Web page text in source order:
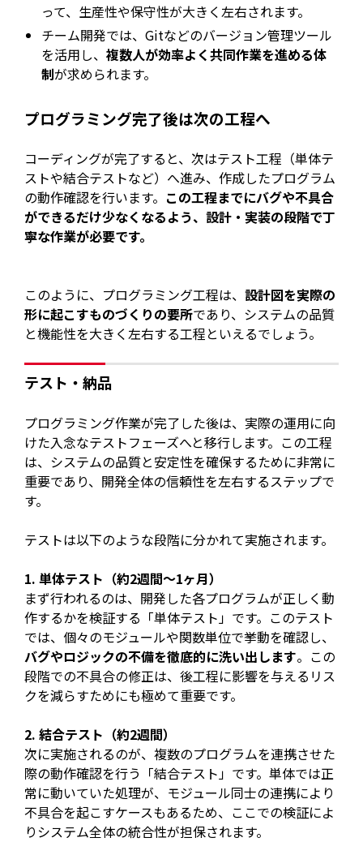
って、生産性や保守性が大きく左右されます。
チーム開発では、Gitなどのバージョン管理ツール
を活用し、複数人が効率よく共同作業を進める体
制が求められます。
プログラミング完了後は次の工程へ
コーディングが完了すると、次はテスト工程（単体テ
ストや結合テストなど）へ進み、作成したプログラム
の動作確認を行います。 この工程までにバグや不具合
ができるだけ少なくなるよう、設計・実装の段階で丁
寧な作業が必要です。
このように、プログラミング工程は、設計図を実際の
形に起こすものづくりの要所であり、システムの品質
と機能性を大きく左右する工程といえるでしょう。
テスト・納品
プログラミング作業が完了した後は、実際の運用に向
けた入念なテストフェーズへと移行します。この工程
は、システムの品質と安定性を確保するために非常に
重要であり、開発全体の信頼性を左右するステップで
す。
テストは以下のような段階に分かれて実施されます。
1. 単体テスト（約2週間〜1ヶ月）
まず行われるのは、開発した各プログラムが正しく動
作するかを検証する「単体テスト」です。このテスト
では、個々のモジュールや関数単位で挙動を確認し、
バグやロジックの不備を徹底的に洗い出します。この
段階での不具合の修正は、後工程に影響を与えるリス
クを減らすためにも極めて重要です。
2. 結合テスト（約2週間）
次に実施されるのが、複数のプログラムを連携させた
際の動作確認を行う「結合テスト」です。単体では正
常に動いていた処理が、モジュール同士の連携により
不具合を起こすケースもあるため、ここでの検証によ
りシステム全体の統合性が担保されます。